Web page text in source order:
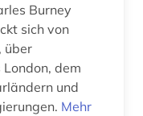
Burney
sich von
über
dem
und
Mehr